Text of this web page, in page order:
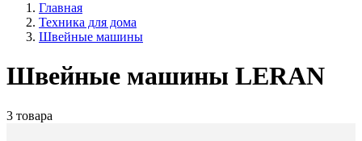
Главная
Техника для дома
Швейные машины
Швейные машины LERAN
3 товара